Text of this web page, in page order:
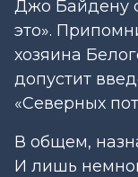
Джо Байдену
это».
хозяина
допустит
«Северных
В общем,
И лишь